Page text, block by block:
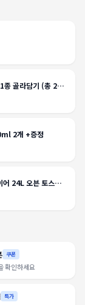
골라담기 (총 2박
2개 +증정
어 24L 오븐 토스터
쿠폰
확인하세요
특가